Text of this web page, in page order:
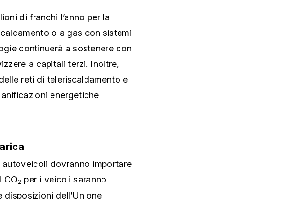
di franchi l’anno per la
o a gas con sistemi
continuerà a sostenere con
a capitali terzi. Inoltre,
reti di teleriscaldamento e
energetiche
dovranno importare
CO 2 per i veicoli saranno
dell’Unione